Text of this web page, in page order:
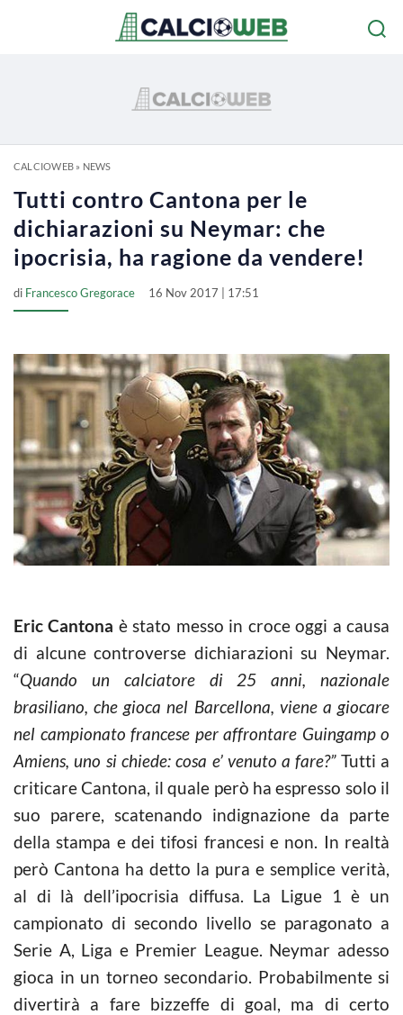
CALCIOWEB» NEWS
Tutti contro Cantona per le
dichiarazioni su Neymar: che
ipocrisia, ha ragione da vendere!
di Francesco Gregorace 16 Nov 2017 | 17:51
Eric Cantona è stato messo in croce oggi a causa
di alcune controverse dichiarazioni su Neymar.
“Quando un calciatore di 25 anni, nazionale
brasiliano, che gioca nel Barcellona, viene a giocare
nel campionato francese per affrontare Guingamp o
Amiens, uno si chiede: cosa e’ venuto a fare?” Tutti a
criticare Cantona, il quale però ha espresso solo il
suo parere, scatenando indignazione da parte
della stampa e dei tifosi francesi e non. In realtà
però Cantona ha detto la pura e semplice verità,
al di là dell’ipocrisia diffusa. La Ligue 1 è un
campionato di secondo livello se paragonato a
Serie A, Liga e Premier League. Neymar adesso
gioca in un torneo secondario. Probabilmente si
divertirà a fare bizzeffe di goal, ma di certo